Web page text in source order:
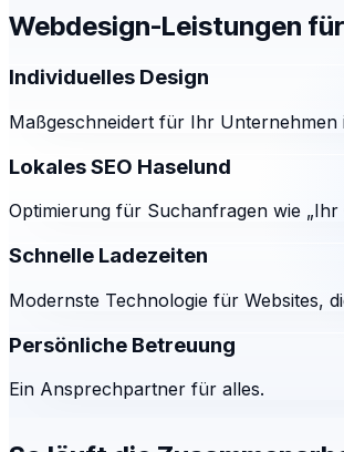
Webdesign-Leistungen für
Individuelles Design
Maßgeschneidert für Ihr Unternehmen
Lokales SEO Haselund
Optimierung für Suchanfragen wie
Schnelle Ladezeiten
Modernste Technologie für Websites,
Persönliche Betreuung
Ein Ansprechpartner für alles.